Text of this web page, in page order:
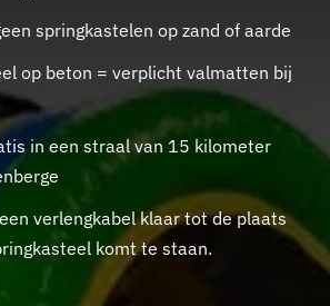
springkastelen op zand of aarde
op beton = verplicht valmatten bij
in een straal van 15 kilometer
verlengkabel klaar tot de plaats
komt te staan.